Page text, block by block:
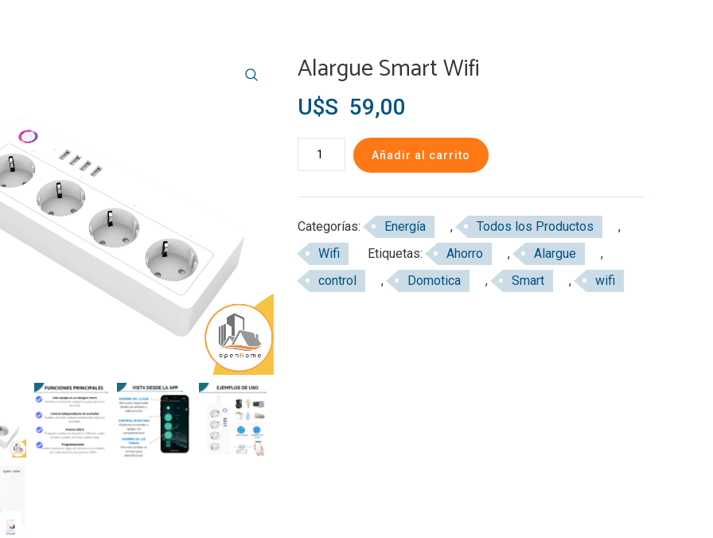
Alargue Smart Wifi
U$S 59,00
Alargue
Smart
Añadir al carrito
Categorías: Energía , Todos los Productos
,
Wifi
Etiquetas: Ahorro , Alargue
,
control
, Domotica , Smart , wifi